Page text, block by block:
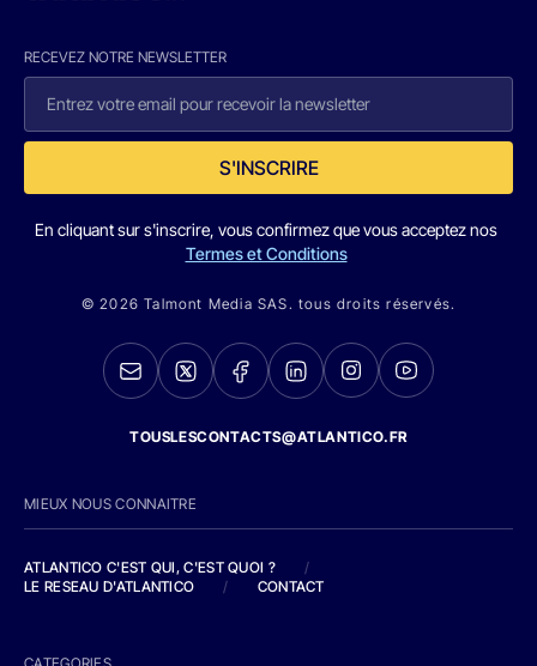
RECEVEZ NOTRE NEWSLETTER
S'INSCRIRE
En cliquant sur s'inscrire, vous confirmez que vous acceptez nos
Termes et Conditions
© 2026 Talmont Media SAS. tous droits réservés.
TOUSLESCONTACTS@ATLANTICO.FR
MIEUX NOUS CONNAITRE
ATLANTICO C'EST QUI, C'EST QUOI ?
/
LE RESEAU D'ATLANTICO
/ CONTACT